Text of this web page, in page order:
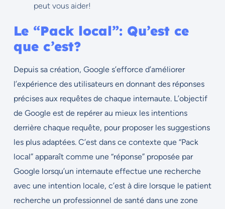
peut vous aider!
Le “Pack local”: Qu’est ce
que c’est?
Depuis sa création, Google s’efforce d’améliorer
l’expérience des utilisateurs en donnant des réponses
précises aux requêtes de chaque internaute. L’objectif
de Google est de repérer au mieux les intentions
derrière chaque requête, pour proposer les suggestions
les plus adaptées. C’est dans ce contexte que “Pack
local” apparaît comme une “réponse” proposée par
Google lorsqu’un internaute effectue une recherche
avec une intention locale, c’est à dire lorsque le patient
recherche un professionnel de santé dans une zone